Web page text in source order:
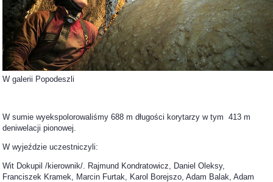
W galerii Popodeszli
W sumie wyekspolorowaliśmy 688 m długości korytarzy w tym 413 m
deniwelacji pionowej.
W wyjeździe uczestniczyli:
Wit Dokupil /kierownik/. Rajmund Kondratowicz, Daniel Oleksy,
Franciszek Kramek, Marcin Furtak, Karol Borejszo, Adam Balak, Adam